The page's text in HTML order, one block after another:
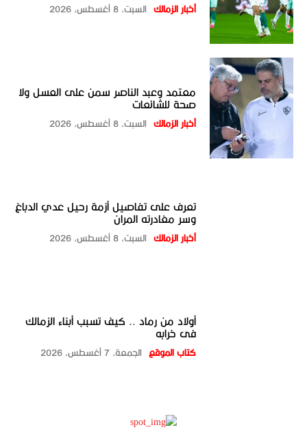
أخبار الزمالك السبت، 8 أغسطس، 2026
معتمد وعبد الناصر سمن على العسل ولا
صحة للشائعات
أخبار الزمالك السبت، 8 أغسطس، 2026
تعرف على تفاصيل أزمة رحيل عدي الدباغ
وسر مغادرته المران
أخبار الزمالك السبت، 8 أغسطس، 2026
أولاد من رماد .. كيف تسبب أبناء الزمالك
فى خرابه
كتاب الموقع الجمعة، 7 أغسطس، 2026